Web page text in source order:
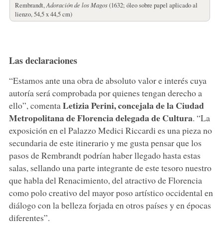
Rembrandt,Adoración de los Magos(1632; óleo sobre papel aplicado al
lienzo, 54,5 x 44,5 cm)
Las declaraciones
“Estamos ante una obra de absoluto valor e interés cuya
autoría será comprobada por quienes tengan derecho a
ello”, comentaLetizia Perini, concejala de la Ciudad
Metropolitana de Florencia delegada de Cultura. “La
exposición en el Palazzo Medici Riccardi es una pieza no
secundaria de este itinerario y me gusta pensar que los
pasos de Rembrandt podrían haber llegado hasta estas
salas, sellando una parte integrante de este tesoro nuestro
que habla del Renacimiento, del atractivo de Florencia
como polo creativo del mayor poso artístico occidental en
diálogo con la belleza forjada en otros países y en épocas
diferentes”.